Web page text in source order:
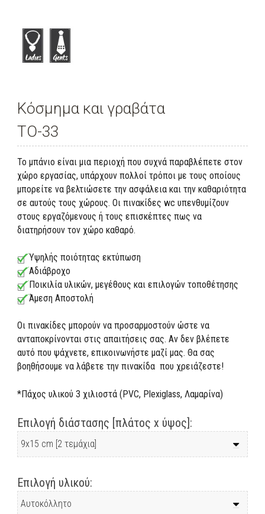
Κόσμημα και γραβάτα
TO-33
To μπάνιo είναι μια περιοχή που συχνά παραβλέπετε στον
χώρο εργασίας, υπάρχουν πολλοί τρόποι με τους οποίους
μπορείτε να βελτιώσετε την ασφάλεια και την καθαριότητα
σε αυτούς τους χώρους. Οι πινακίδες wc υπενθυμίζουν
στους εργαζόμενους ή τους επισκέπτες πως να
διατηρήσουν τον χώρο καθαρό.
Υψηλής ποιότητας εκτύπωση
Αδιάβροχο
Ποικιλία υλικών, μεγέθους και επιλογών τοποθέτησης
Άμεση Αποστολή
Οι πινακίδες μπορούν να προσαρμοστούν ώστε να
ανταποκρίνονται στις απαιτήσεις σας. Αν δεν βλέπετε
αυτό που ψάχνετε, επικοινωνήστε μαζί μας. Θα σας
βοηθήσουμε να λάβετε την πινακίδα που χρειάζεστε!
*Πάχος υλικού 3 χιλιοστά (PVC, Plexiglass, Λαμαρίνα)
Επιλογή διάστασης [πλάτος x ύψος]:
Επιλογή υλικού: